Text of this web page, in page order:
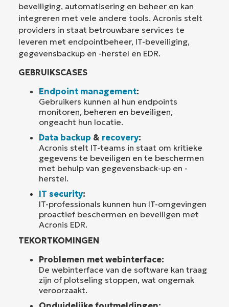
beveiliging, automatisering en beheer en kan
integreren met vele andere tools. Acronis stelt
providers in staat betrouwbare services te
leveren met endpointbeheer, IT-beveiliging,
gegevensbackup en -herstel en EDR.
GEBRUIKSCASES
Endpoint management:
Gebruikers kunnen al hun endpoints
monitoren, beheren en beveiligen,
ongeacht hun locatie.
Data backup & recovery:
Acronis stelt IT-teams in staat om kritieke
gegevens te beveiligen en te beschermen
met behulp van gegevensback-up en -
herstel.
IT security:
IT-professionals kunnen hun IT-omgevingen
proactief beschermen en beveiligen met
Acronis EDR.
TEKORTKOMINGEN
Problemen met webinterface:
De webinterface van de software kan traag
zijn of plotseling stoppen, wat ongemak
veroorzaakt.